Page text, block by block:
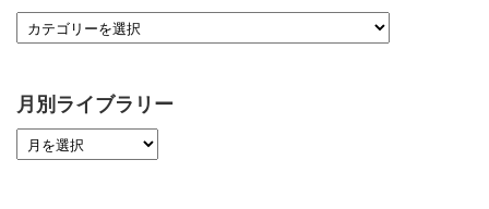
月別ライブラリー